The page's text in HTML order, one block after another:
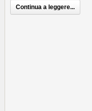
Continua a leggere...